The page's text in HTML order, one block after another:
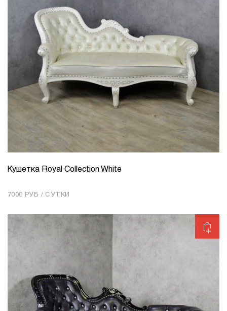
КОЛИЧЕСТВО 1
Кушетка Royal Collection White
7000 РУБ / СУТКИ